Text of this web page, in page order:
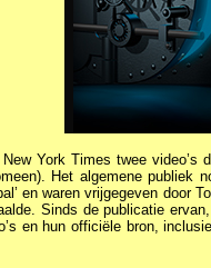
York Times twee
Het algemene publiek
en waren vrijgegeven
Sinds de publicatie
en hun officiële bron,